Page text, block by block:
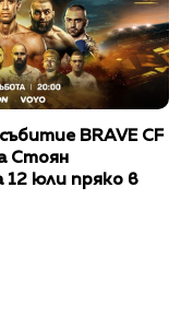
BRAVE CF
Стоян
12 юли пряко в